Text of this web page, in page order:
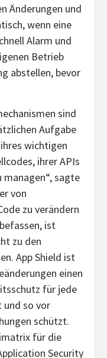
Änderungen und
wenn eine
Alarm und
Betrieb
abstellen, bevor
sind
Aufgabe
wichtigen
ihrer APIs
managen“, sagte
von
zu verändern
ist
zu den
App Shield ist
einen
für jede
und so vor
schützt.
für die
Security